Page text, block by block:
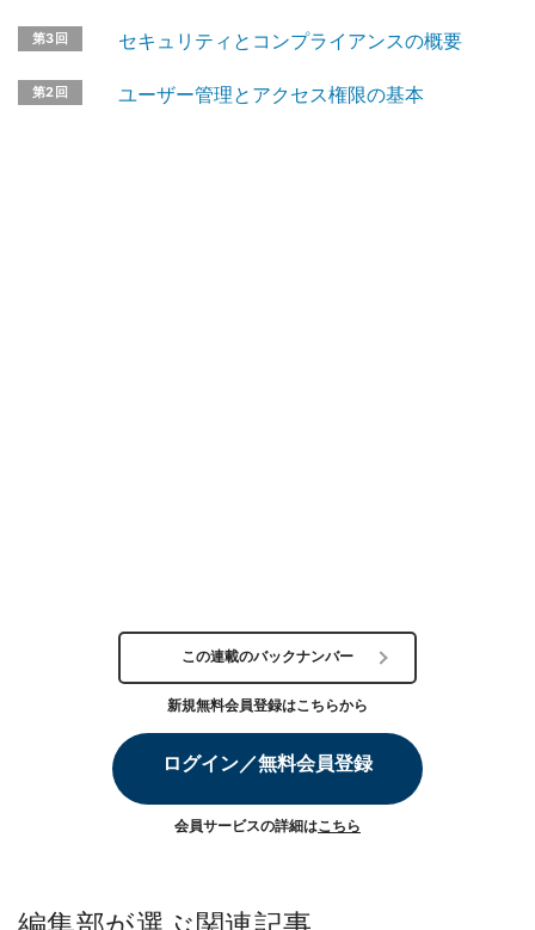
第3回 セキュリティとコンプライアンスの概要
第2回 ユーザー管理とアクセス権限の基本
この連載のバックナンバー
新規無料会員登録はこちらから
ログイン／無料会員登録
会員サービスの詳細はこちら